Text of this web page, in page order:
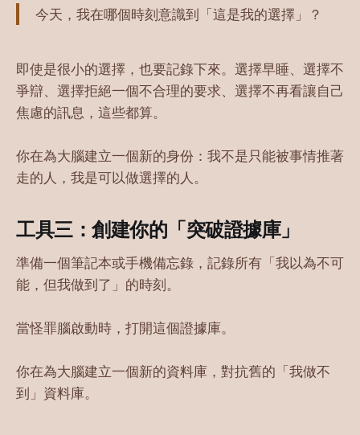
今天，我在哪個時刻意識到「這是我的選擇」？
即使是很小的選擇，也要記錄下來。選擇早睡、選擇不
爭辯、選擇拒絕一個不合理的要求、選擇不再看讓自己
焦慮的訊息，這些都算。
你在為大腦建立一個新的身份：我不是只能被事情推著
走的人，我是可以做選擇的人。
工具三：創建你的「突破證據庫」
準備一個筆記本或手機備忘錄，記錄所有「我以為不可
能，但我做到了」的時刻。
當怪罪腦啟動時，打開這個證據庫。
你在為大腦建立一個新的資料庫，對抗舊的「我做不
到」資料庫。